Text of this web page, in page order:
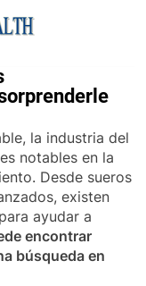
la industria del
notables en la
Desde sueros
existen
ayudar a
encontrar
búsqueda en